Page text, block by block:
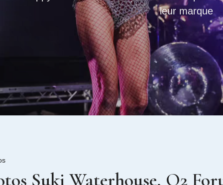
leur marque
Suki Waterhouse, O2